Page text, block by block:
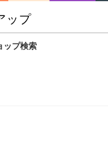
ップ
ップ検索